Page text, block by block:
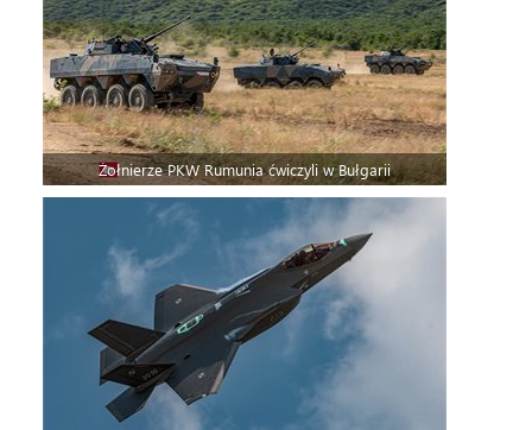
Żołnierze PKW Rumunia ćwiczyli w Bułgarii